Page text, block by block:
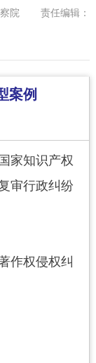
院
责任编辑：
案例
家知识产权
审行政纠纷
作权侵权纠